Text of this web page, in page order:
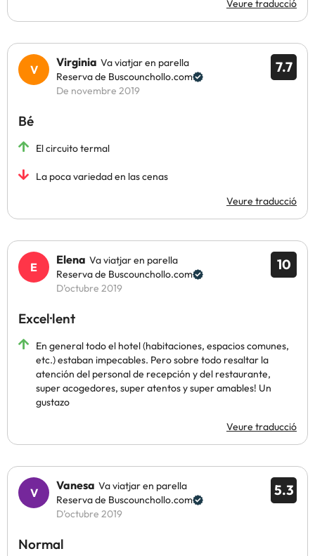
Veure traducció
7.7
Virginia Va viatjar en parella
Reserva de Buscounchollo.com
De novembre 2019
Bé
El circuito termal
La poca variedad en las cenas
Veure traducció
10
Elena Va viatjar en parella
Reserva de Buscounchollo.com
D’octubre 2019
Excel·lent
En general todo el hotel (habitaciones, espacios comunes,
etc.) estaban impecables. Pero sobre todo resaltar la
atención del personal de recepción y del restaurante,
super acogedores, super atentos y super amables! Un
gustazo
Veure traducció
5.3
Vanesa Va viatjar en parella
Reserva de Buscounchollo.com
D’octubre 2019
Normal